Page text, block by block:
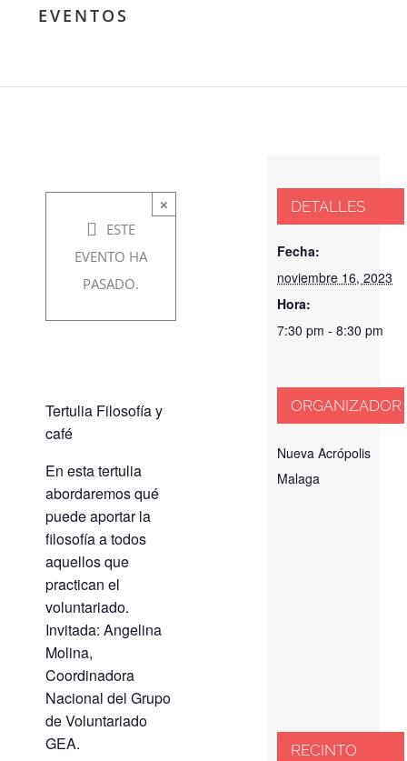
EVENTOS
×
ESTE
EVENTO HA
PASADO.
Tertulia:
noviembre
16, 2023 @
7:30 pm
8:30 pm
Tertulia Filosofía y
café
En esta tertulia
abordaremos qué
puede aportar la
filosofía a todos
aquellos que
practican el
voluntariado.
Invitada: Angelina
Molina,
Coordinadora
Nacional del Grupo
de Voluntariado
GEA.
DETALLES
Fecha:
noviembre 16, 2023
Hora:
7:30 pm - 8:30 pm
ORGANIZADOR
Nueva Acrópolis
Malaga
RECINTO